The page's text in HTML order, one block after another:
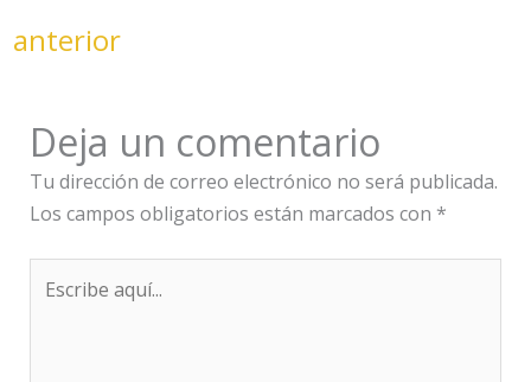
anterior
Deja un comentario
Tu dirección de correo electrónico no será publicada.
Los campos obligatorios están marcados con *
aquí...